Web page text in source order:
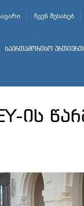
ჩვენ შესახებ
საერთაშორისო
ის